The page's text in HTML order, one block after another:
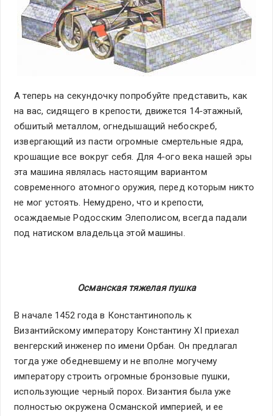
А теперь на секундочку попробуйте представить, как
на вас, сидящего в крепости, движется 14-этажный,
обшитый металлом, огнедышащий небоскреб,
извергающий из пасти огромные смертельные ядра,
крошащие все вокруг себя. Для 4-ого века нашей эры
эта машина являлась настоящим вариантом
современного атомного оружия, перед которым никто
не мог устоять. Немудрено, что и крепости,
осаждаемые Родосским Элеполисом, всегда падали
под натиском владельца этой машины.
Османская тяжелая пушка
В начале 1452 года в Константинополь к
Византийскому императору Константину XI приехал
венгерский инженер по имени Орбан. Он предлагал
тогда уже обедневшему и не вполне могучему
императору строить огромные бронзовые пушки,
использующие черный порох. Византия была уже
полностью окружена Османской империей, и ее